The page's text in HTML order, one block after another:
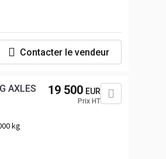
Contacter le vendeur
AXLES
kg
19 500 EUR
Prix HT